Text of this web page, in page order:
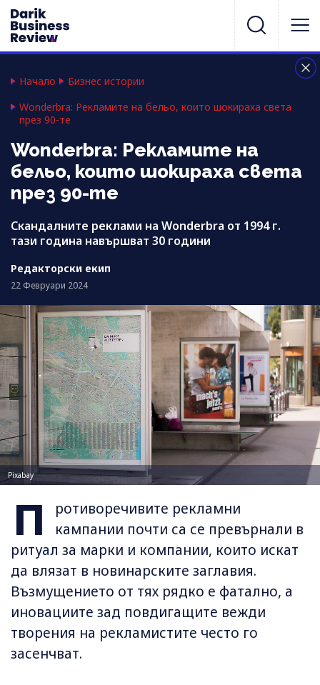
Начало
Бизнес истории
Wonderbra: Рекламите на бельо, които шокираха света
през 90-те
Wonderbra: Рекламите на
бельо, които шокираха света
през 90-те
Скандалните реклами на Wonderbra от 1994 г.
тази година навършват 30 години
Редакторски екип
22 Февруари 2024
Pixabay
П
ротиворечивите рекламни
кампании почти са се превърнали в
ритуал за марки и компании, които искат
да влязат в новинарските заглавия.
Възмущението от тях рядко е фатално, а
иновациите зад повдигащите вежди
творения на рекламистите често го
засенчват.